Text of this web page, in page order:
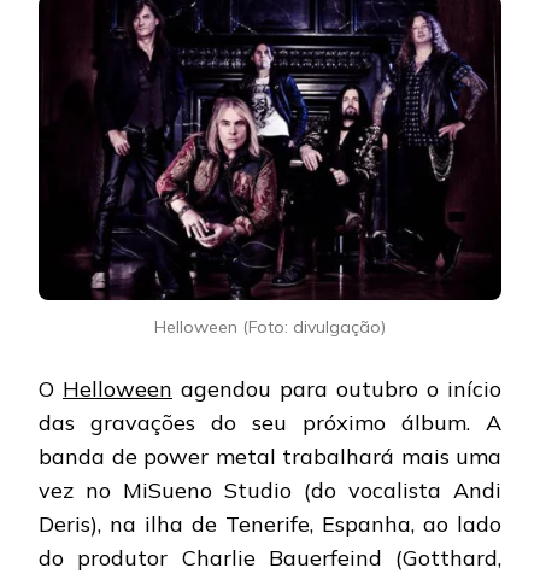
Helloween (Foto: divulgação)
O Helloween agendou para outubro o início
das gravações do seu próximo álbum. A
banda de power metal trabalhará mais uma
vez no MiSueno Studio (do vocalista Andi
Deris), na ilha de Tenerife, Espanha, ao lado
do produtor Charlie Bauerfeind (Gotthard,